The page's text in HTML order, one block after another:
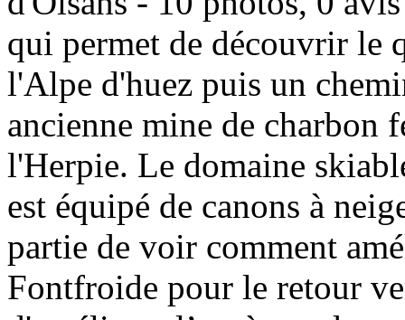
qui permet de découvrir le
l'Alpe d'huez puis un
ancienne mine de charbon
l'Herpie. Le domaine
est équipé de canons à
partie de voir comment
Fontfroide pour le retour